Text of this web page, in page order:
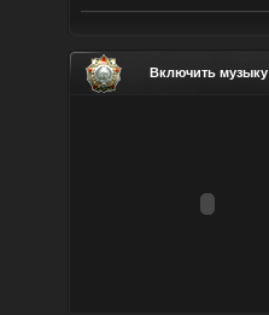
Включить музыку